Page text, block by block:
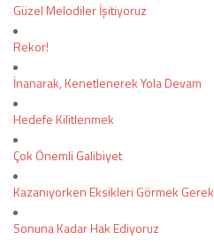
Güzel Melodiler İşitiyoruz
Rekor!
İnanarak, Kenetlenerek Yola Devam
Hedefe Kilitlenmek
Çok Önemli Galibiyet
Kazanıyorken Eksikleri Görmek Gerek
Sonuna Kadar Hak Ediyoruz